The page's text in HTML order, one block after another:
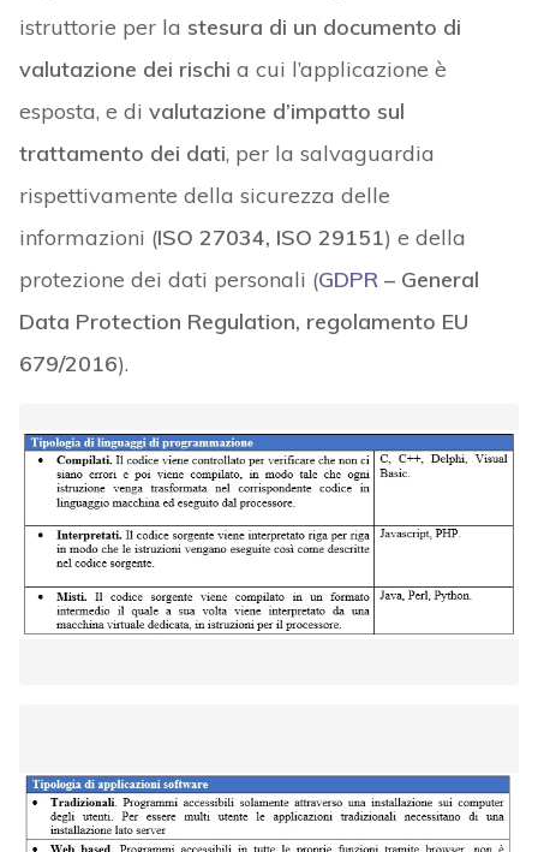
istruttorie per la stesura di un documento di
valutazione dei rischi a cui l’applicazione è
esposta, e di valutazione d’impatto sul
trattamento dei dati, per la salvaguardia
rispettivamente della sicurezza delle
informazioni (ISO 27034, ISO 29151) e della
protezione dei dati personali (GDPR– General
Data Protection Regulation, regolamento EU
679/2016).